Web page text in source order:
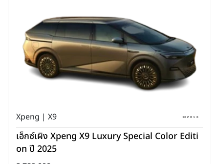
Xpeng | X9
เอ็กซ์เผิง Xpeng X9 Luxury Special Color Editi
on ปี 2025